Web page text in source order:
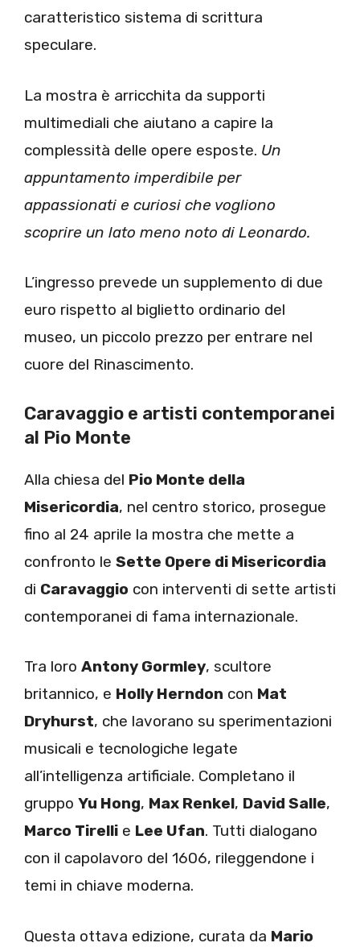
caratteristico sistema di scrittura
speculare.
La mostra è arricchita da supporti
multimediali che aiutano a capire la
complessità delle opere esposte. Un
appuntamento imperdibile per
appassionati e curiosi che vogliono
scoprire un lato meno noto di Leonardo.
L’ingresso prevede un supplemento di due
euro rispetto al biglietto ordinario del
museo, un piccolo prezzo per entrare nel
cuore del Rinascimento.
Caravaggio e artisti contemporanei
al Pio Monte
Alla chiesa del Pio Monte della
Misericordia, nel centro storico, prosegue
fino al 24 aprile la mostra che mette a
confronto le Sette Opere di Misericordia
di Caravaggio con interventi di sette artisti
contemporanei di fama internazionale.
Tra loro Antony Gormley, scultore
britannico, e Holly Herndon con Mat
Dryhurst, che lavorano su sperimentazioni
musicali e tecnologiche legate
all’intelligenza artificiale. Completano il
gruppo Yu Hong, Max Renkel, David Salle,
Marco Tirelli e Lee Ufan. Tutti dialogano
con il capolavoro del 1606, rileggendone i
temi in chiave moderna.
Questa ottava edizione, curata da Mario